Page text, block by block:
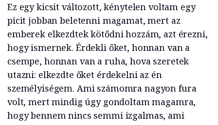
Ez egy kicsit változott, kénytelen voltam egy
picit jobban beletenni magamat, mert az
emberek elkezdtek kötődni hozzám, azt érezni,
hogy ismernek. Érdekli őket, honnan van a
csempe, honnan van a ruha, hova szeretek
utazni: elkezdte őket érdekelni az én
személyiségem. Ami számomra nagyon fura
volt, mert mindig úgy gondoltam magamra,
hogy bennem nincs semmi izgalmas, ami